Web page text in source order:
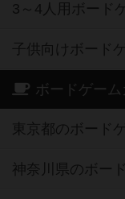
3～4人用ボード
子供向けボード
ボードゲーム
東京都のボード
神奈川県のボー